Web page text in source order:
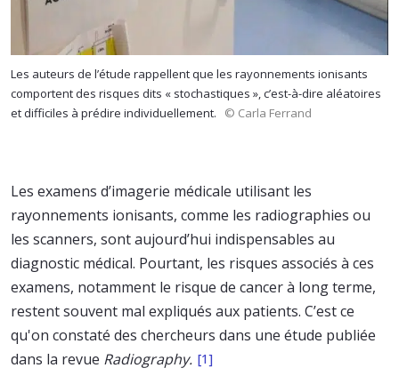
Les auteurs de l’étude rappellent que les rayonnements ionisants
comportent des risques dits « stochastiques », c’est-à-dire aléatoires
et difficiles à prédire individuellement.
© Carla Ferrand
Les examens d’imagerie médicale utilisant les
rayonnements ionisants, comme les radiographies ou
les scanners, sont aujourd’hui indispensables au
diagnostic médical. Pourtant, les risques associés à ces
examens, notamment le risque de cancer à long terme,
restent souvent mal expliqués aux patients. C’est ce
qu'on constaté des chercheurs dans une étude publiée
dans la revue Radiography. [1]